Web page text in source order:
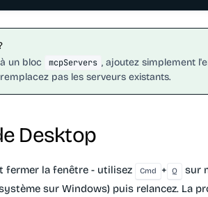
un bloc
mcpServers , ajoutez simplement
pas les serveurs existants.
Desktop
fermer la fenêtre - utilisez Cmd + Q
sur
sur Windows) puis relancez. La